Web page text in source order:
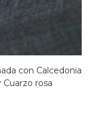
con Calcedonia
Cuarzo rosa